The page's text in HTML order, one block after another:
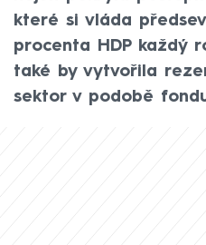
které si vláda
procenta HDP každý
také by vytvořila
sektor v podobě